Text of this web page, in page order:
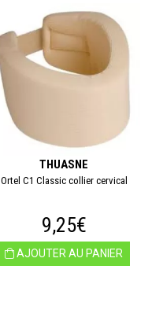
THUASNE
Ortel C1 Classic collier cervical
9,25€
AJOUTER AU PANIER